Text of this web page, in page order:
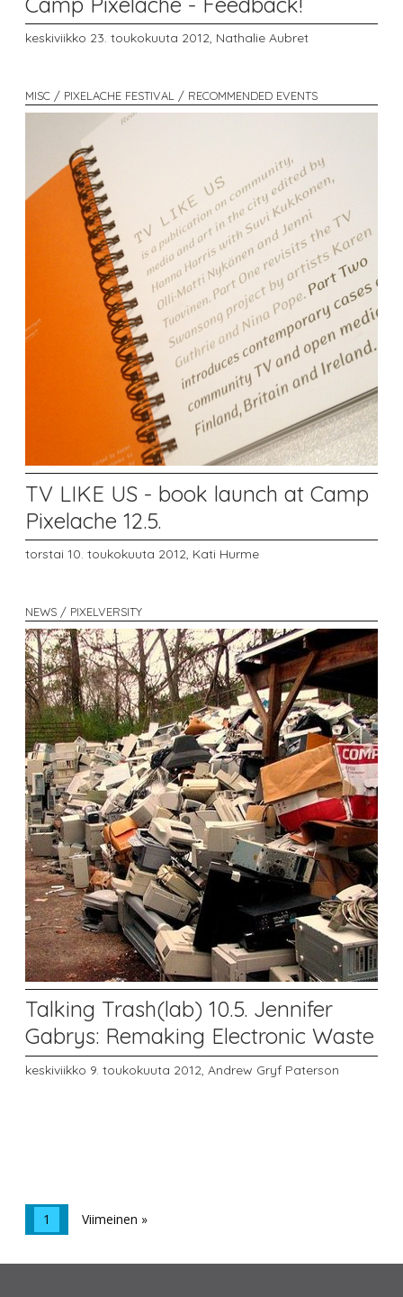
keskiviikko 23. toukokuuta 2012, Nathalie Aubret
MISC / PIXELACHE FESTIVAL / RECOMMENDED EVENTS
TV LIKE US - book launch at Camp
Pixelache 12.5.
torstai 10. toukokuuta 2012, Kati Hurme
NEWS / PIXELVERSITY
Talking Trash(lab) 10.5. Jennifer
Gabrys: Remaking Electronic Waste
keskiviikko 9. toukokuuta 2012, Andrew Gryf Paterson
1 Viimeinen »